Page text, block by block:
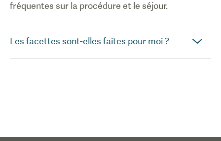
fréquentes sur la procédure et le séjour.
Les facettes sont-elles faites pour moi ?